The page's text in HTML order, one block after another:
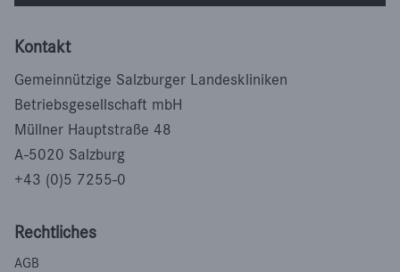
Kontakt
Gemeinnützige Salzburger Landeskliniken
Betriebsgesellschaft mbH
Müllner Hauptstraße 48
A-5020 Salzburg
+43 (0)5 7255-0
Rechtliches
AGB